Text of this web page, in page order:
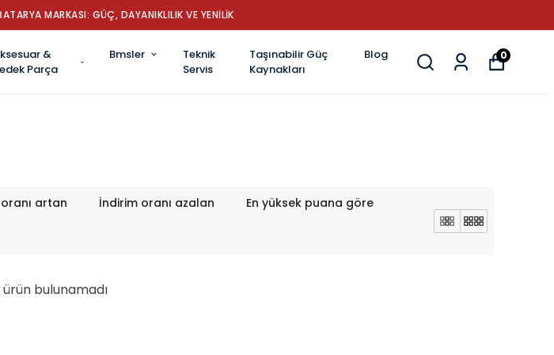
MARKASI: GÜÇ, DAYANIKLILIK VE YENİLİK
&
Parça
Bmsler
Teknik
Servis
Taşınabilir Güç
Kaynakları
Blog 0
artan İndirim oranı azalan En yüksek puana göre
ürün bulunamadı